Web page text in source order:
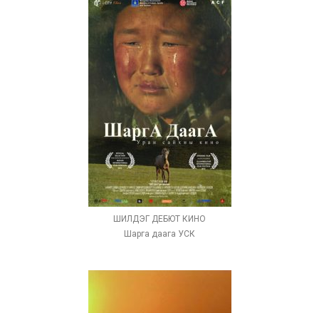
ШИЛДЭГ ДЕБЮТ КИНО
Шарга даага УСК